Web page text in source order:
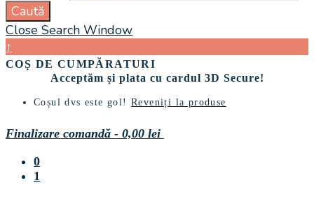
Caută
Close Search Window
↑
COȘ DE CUMPĂRATURI
Acceptăm și plata cu cardul 3D Secure!
Coșul dvs este gol!Reveniți la produse
Finalizare comandă - 0,00 lei
0
1